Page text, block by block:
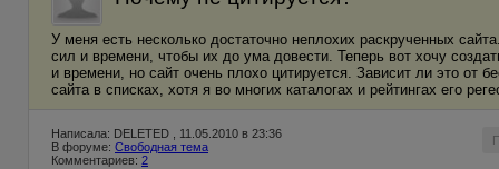
У меня есть несколько достаточно неплохих раскрученных
сил и времени, чтобы их до ума довести. Теперь вот хочу
и времени, но сайт очень плохо цитируется. Зависит ли это от
сайта в списках, хотя я во многих каталогах и рейтингах его
Написала: DELETED , 11.05.2010 в 23:36
В форуме: Свободная тема
Комментариев: 2